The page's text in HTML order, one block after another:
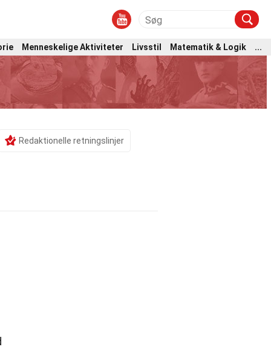
Menneskelige Aktiviteter Livsstil Matematik & Logik ...
Redaktionelle retningslinjer